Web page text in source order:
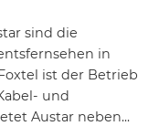
sind die
in
ist der Betrieb
und
Austar neben...